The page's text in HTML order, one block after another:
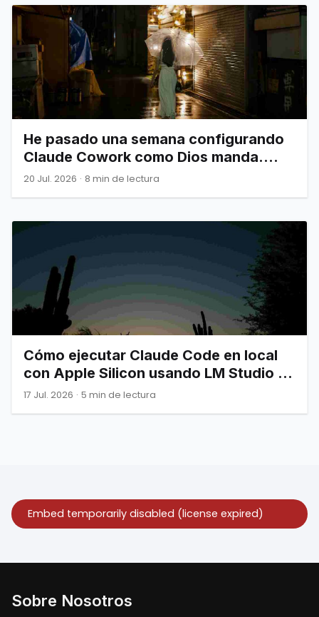
He pasado una semana configurando
Claude Cowork como Dios manda.
Esto es todo lo que de verdad
20 Jul. 2026 · 8 min de lectura
Cómo ejecutar Claude Code en local
con Apple Silicon usando LM Studio y
LiteLLM (Gratis)
17 Jul. 2026 · 5 min de lectura
Sobre Nosotros